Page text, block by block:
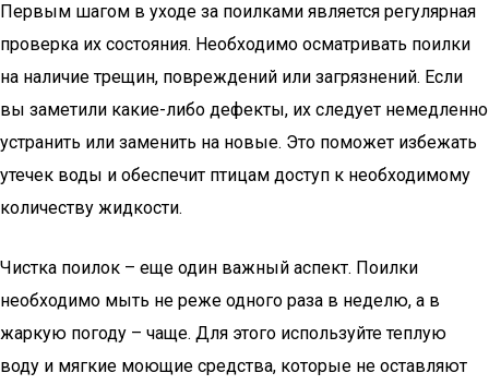
Первым шагом в уходе за поилками является регулярная
проверка их состояния. Необходимо осматривать поилки
на наличие трещин, повреждений или загрязнений. Если
вы заметили какие-либо дефекты, их следует немедленно
устранить или заменить на новые. Это поможет избежать
утечек воды и обеспечит птицам доступ к необходимому
количеству жидкости.
Чистка поилок – еще один важный аспект. Поилки
необходимо мыть не реже одного раза в неделю, а в
жаркую погоду – чаще. Для этого используйте теплую
воду и мягкие моющие средства, которые не оставляют